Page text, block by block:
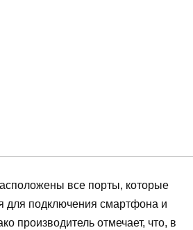
все порты, которые
для подключения смартфона и
производитель отмечает, что, в